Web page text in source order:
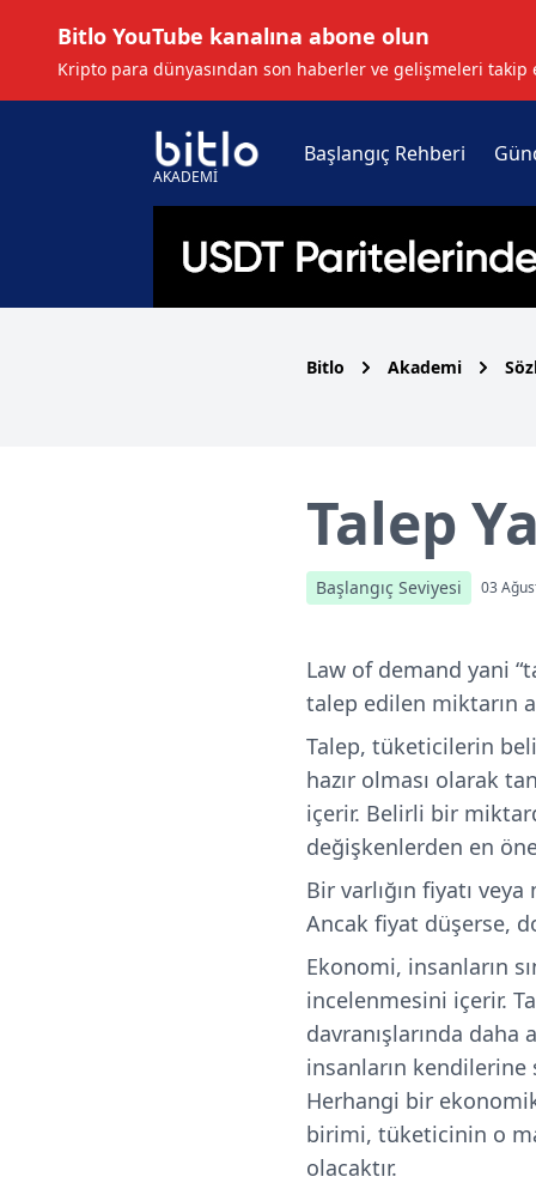
Bitlo YouTube kanalına abone olun
Kripto para dünyasından son haberler ve gelişmeleri takip
AKADEMİ
Başlangıç Rehberi
Bitlo Akademi
Talep
Başlangıç Seviyesi 03
Law of demand yani
talep edilen miktarın
Talep, tüketicilerin
hazır olması olarak
içerir. Belirli bir
değişkenlerden en
Bir varlığın fiyatı
Ancak fiyat düşerse,
Ekonomi, insanların
incelenmesini içerir.
davranışlarında
insanların kendilerine
Herhangi bir
birimi, tüketicinin o
olacaktır.